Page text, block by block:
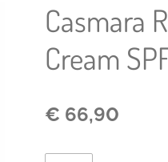
Casmara
Cream
€ 66,90